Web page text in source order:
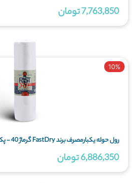
7,763,850 تومان
رول حوله یکبارمصرف برند FastDry گرماژ 40 - پک 15 عددی
10%
6,886,350 تومان